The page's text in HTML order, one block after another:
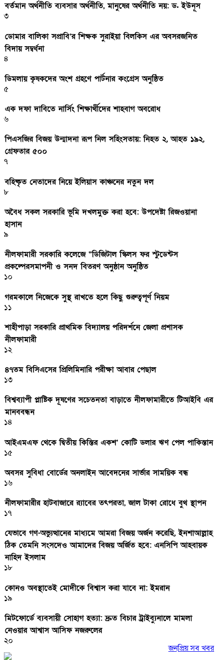
বর্তমান অর্থনীতি ব্যবসার অর্থনীতি, মানুষের অর্থনীতি নয়: ড. ইউনূস
৩
ডোমার বালিকা সপ্রাবি’র শিক্ষক সুরাইয়া বিলকিস এর অবসরজনিত
বিদায় সম্বর্ধনা
৪
ডিমলায় কৃষকদের অংশ গ্রহণে পার্টনার কংগ্রেস অনুষ্ঠিত
৫
এক দফা দাবিতে নার্সিং শিক্ষার্থীদের শাহবাগ অবরোধ
৬
পিএসজির বিজয় উন্মাদনা রূপ নিল সহিংসতায়: নিহত ২, আহত ১৯২,
গ্রেফতার ৫০০
৭
বহিষ্কৃত নেতাদের নিয়ে ইলিয়াস কাঞ্চনের নতুন দল
৮
অবৈধ সকল সরকারি ভূমি দখলমুক্ত করা হবে: উপদেষ্টা রিজওয়ানা
হাসান
৯
নীলফামারী সরকারি কলেজে “ডিজিটাল স্কিলস ফর স্টুডেন্টস
প্রকল্পেরসমাপনী ও সনদ বিতরণ অনুষ্ঠান অনুষ্ঠিত
১০
গরমকালে নিজেকে সুস্থ রাখতে হলে কিছু গুরুত্বপূর্ণ নিয়ম
১১
শাহীপাড়া সরকারি প্রাথমিক বিদ্যালয় পরিদর্শনে জেলা প্রশাসক
নীলফামারী
১২
৪৭তম বিসিএসের প্রিলিমিনারি পরীক্ষা আবার পেছাল
১৩
বিশ্বব্যাপী প্লাষ্টিক দূষণের সচেতনতা বাড়াতে নীলফামারীতে টিআইবি এর
মানববন্ধন
১৪
আইএমএফ থেকে দ্বিতীয় কিস্তির একশ’ কোটি ডলার ঋণ পেল পাকিস্তান
১৫
অবসর সুবিধা বোর্ডের অনলাইন আবেদনের সার্ভার সাময়িক বন্ধ
১৬
নীলফামারীর হাটবাজারে র‌্যাবের তৎপরতা, জাল টাকা রোধে বুথ স্থাপন
১৭
যেভাবে গণ-অভ্যুত্থানের মাধ্যমে আমরা বিজয় অর্জন করেছি, ইনশাআল্লাহ
ঠিক তেমনি সংসদেও আমাদের বিজয় অর্জিত হবে: এনসিপি আহবায়ক
নাহিদ ইসলাম
১৮
কোনও অবস্থাতেই মোদীকে বিশ্বাস করা যাবে না: ইমরান
১৯
মিটফোর্ডে ব্যবসায়ী সোহাগ হত্যা: দ্রুত বিচার ট্রাইব্যুনালে মামলা
নেওয়ার আশ্বাস আসিফ নজরুলের
২০
জনপ্রিয় সব খবর